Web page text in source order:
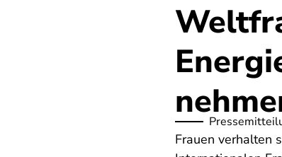
Frauen verhalten